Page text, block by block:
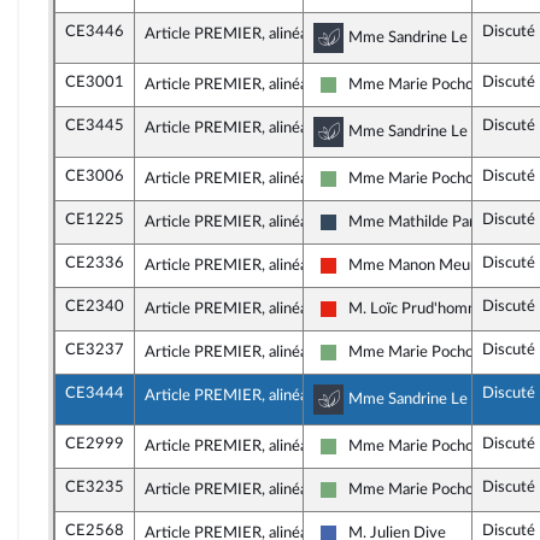
CE3446 Article PREMIER, alinéa 9 Commission du
Mme Sandrine Le Feur,Discuté
CE3001 Article PREMIER, alinéa 9
Écologiste - NUPES
Mme Marie Pochon Discuté
CE3445 Article PREMIER, alinéa 9 Commission du
Mme Sandrine Le Feur,Discuté
CE3006 Article PREMIER, alinéa 9
Écologiste - NUPES
Mme Marie Pochon Discuté
CE1225 Article PREMIER, alinéa 9
Rassemblement National
Mme Mathilde ParisDiscuté
CE2336 Article PREMIER, alinéa 9
La France insoumise -
Mme Manon MeunierDiscuté
CE2340 Article PREMIER, alinéa 9
La France insoumise -
M. Loïc Prud'hommeDiscuté
CE3237 Article PREMIER, alinéa 9
Écologiste - NUPES
Mme Marie Pochon Discuté
CE3444 Article PREMIER, alinéa 9 Commission du
Mme Sandrine Le Feur,Discuté
CE2999 Article PREMIER, alinéa 9
Écologiste - NUPES
Mme Marie Pochon Discuté
CE3235 Article PREMIER, alinéa 9
Écologiste - NUPES
Mme Marie Pochon Discuté
CE2568 Article PREMIER, alinéa 10 M. Julien Dive Discuté